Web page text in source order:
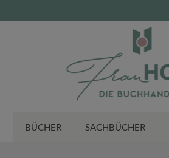
BÜCHER SACHBÜCHER